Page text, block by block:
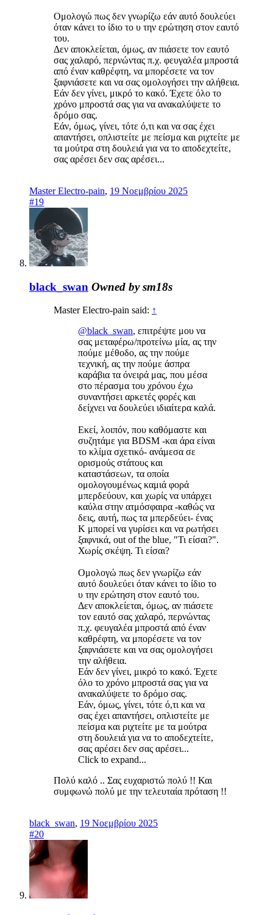
Ομολογώ πως δεν γνωρίζω εάν αυτό δουλεύει
όταν κάνει το ίδιο το υ την ερώτηση στον εαυτό
του.
Δεν αποκλείεται, όμως, αν πιάσετε τον εαυτό
σας χαλαρό, περνώντας π.χ. φευγαλέα μπροστά
από έναν καθρέφτη, να μπορέσετε να τον
ξαφνιάσετε και να σας ομολογήσει την αλήθεια.
Εάν δεν γίνει, μικρό το κακό. Έχετε όλο το
χρόνο μπροστά σας για να ανακαλύψετε το
δρόμο σας.
Εάν, όμως, γίνει, τότε ό,τι και να σας έχει
απαντήσει, οπλιστείτε με πείσμα και ριχτείτε με
τα μούτρα στη δουλειά για να το αποδεχτείτε,
σας αρέσει δεν σας αρέσει...
Master Electro-pain, 19 Νοεμβρίου 2025
#19
black_swan Owned by sm18s
Master Electro-pain said: ↑
@black_swan, επιτρέψτε μου να
σας μεταφέρω/προτείνω μία, ας την
πούμε μέθοδο, ας την πούμε
τεχνική, ας την πούμε άσπρα
καράβια τα όνειρά μας, που μέσα
στο πέρασμα του χρόνου έχω
συναντήσει αρκετές φορές και
δείχνει να δουλεύει ιδιαίτερα καλά.
Εκεί, λοιπόν, που καθόμαστε και
συζητάμε για BDSM -και άρα είναι
το κλίμα σχετικό- ανάμεσα σε
ορισμούς στάτους και
καταστάσεων, τα οποία
ομολογουμένως καμιά φορά
μπερδεύουν, και χωρίς να υπάρχει
καύλα στην ατμόσφαιρα -καθώς να
δεις, αυτή, πως τα μπερδεύει- ένας
Κ μπορεί να γυρίσει και να ρωτήσει
ξαφνικά, out of the blue, "Τι είσαι?".
Χωρίς σκέψη. Τι είσαι?
Ομολογώ πως δεν γνωρίζω εάν
αυτό δουλεύει όταν κάνει το ίδιο το
υ την ερώτηση στον εαυτό του.
Δεν αποκλείεται, όμως, αν πιάσετε
τον εαυτό σας χαλαρό, περνώντας
π.χ. φευγαλέα μπροστά από έναν
καθρέφτη, να μπορέσετε να τον
ξαφνιάσετε και να σας ομολογήσει
την αλήθεια.
Εάν δεν γίνει, μικρό το κακό. Έχετε
όλο το χρόνο μπροστά σας για να
ανακαλύψετε το δρόμο σας.
Εάν, όμως, γίνει, τότε ό,τι και να
σας έχει απαντήσει, οπλιστείτε με
πείσμα και ριχτείτε με τα μούτρα
στη δουλειά για να το αποδεχτείτε,
σας αρέσει δεν σας αρέσει...
Click to expand...
Πολύ καλό .. Σας ευχαριστώ πολύ !! Και
συμφωνώ πολύ με την τελευταία πρόταση !!
black_swan, 19 Νοεμβρίου 2025
#20